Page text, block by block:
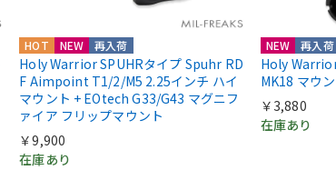
HOT NEW 再入荷
Holy Warrior SPUHRタイプ Spuhr RD
F Aimpoint T1/2/M5 2.25インチ ハイ
マウント + EOtech G33/G43 マグニフ
ァイア フリップマウント
￥9,900
在庫あり
NEW 再入荷
Holy
MK18 マウ
￥3,880
在庫あり